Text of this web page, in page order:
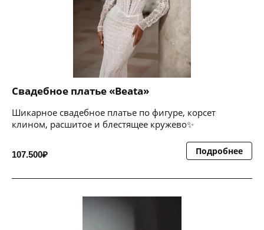
Свадебное платье «Beata»
Шикарное свадебное платье по фигуре, корсет
клином, расшитое и блестящее кружево✨
107.500₽ Подробнее